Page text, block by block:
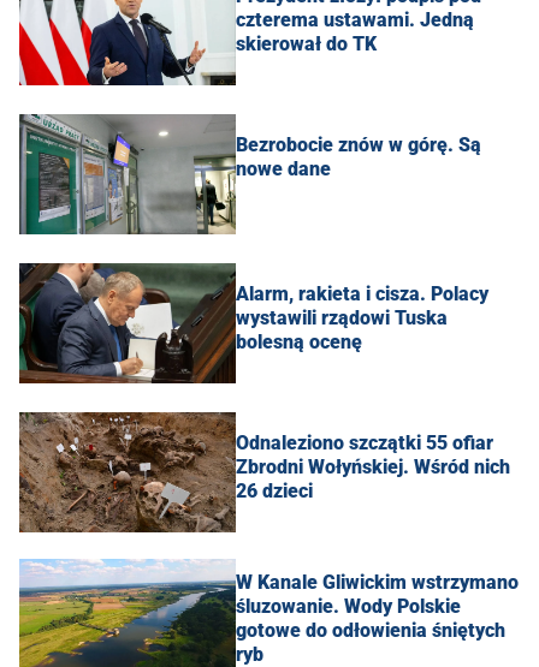
czterema ustawami. Jedną
skierował do TK
Bezrobocie znów w górę. Są
nowe dane
Alarm, rakieta i cisza. Polacy
wystawili rządowi Tuska
bolesną ocenę
Odnaleziono szczątki 55 ofiar
Zbrodni Wołyńskiej. Wśród nich
26 dzieci
W Kanale Gliwickim wstrzymano
śluzowanie. Wody Polskie
gotowe do odłowienia śniętych
ryb